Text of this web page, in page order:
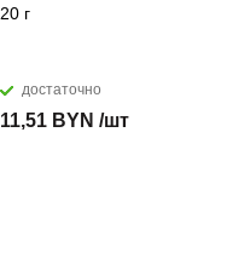
20 г
достаточно
11,51 BYN /шт